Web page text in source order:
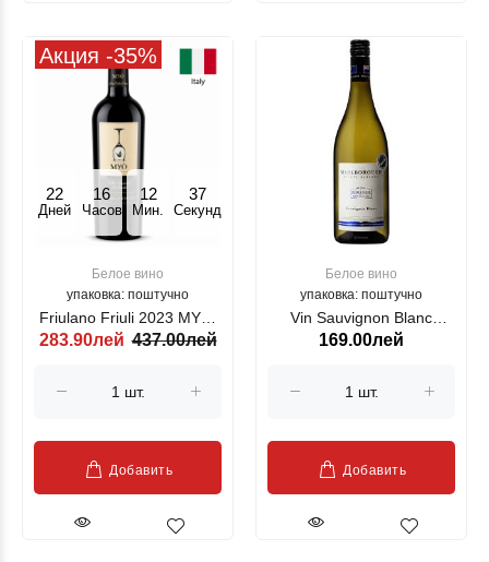
22
Дней
16
Часов
12
Мин.
36
Секунд
Акция -35%
Белое вино
упаковка: поштучно
Friulano Friuli 2023 MYO,
alb, 750 ml
283.90лей 437.00лей
Добавить
Белое вино
упаковка: поштучно
Vin Sauvignon Blanc
Marlborough New Zealand
169.00лей
Добавить